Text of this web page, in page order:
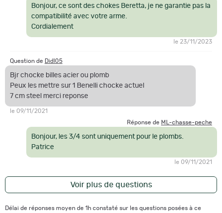
Bonjour, ce sont des chokes Beretta, je ne garantie pas la
compatibilité avec votre arme.
Cordialement
le 23/11/2023
Question de Didl05
Bjr chocke billes acier ou plomb
Peux les mettre sur 1 Benelli chocke actuel
7 cm steel merci reponse
le 09/11/2021
Réponse de ML-chasse-peche
Bonjour, les 3/4 sont uniquement pour le plombs.
Patrice
le 09/11/2021
Voir plus de questions
Délai de réponses moyen de 1h constaté sur les questions posées à ce